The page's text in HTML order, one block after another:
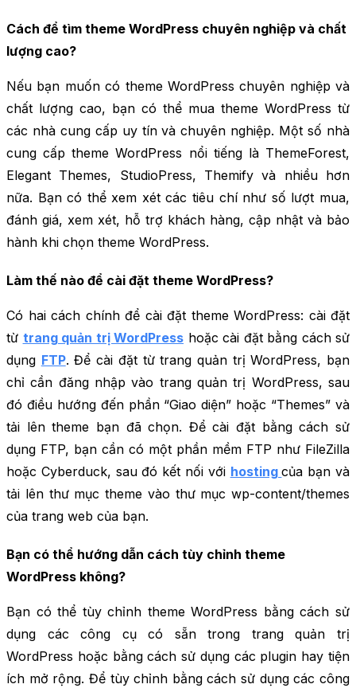
Cách để tìm theme WordPress chuyên nghiệp và chất
lượng cao?
Nếu bạn muốn có theme WordPress chuyên nghiệp và
chất lượng cao, bạn có thể mua theme WordPress từ
các nhà cung cấp uy tín và chuyên nghiệp. Một số nhà
cung cấp theme WordPress nổi tiếng là ThemeForest,
Elegant Themes, StudioPress, Themify và nhiều hơn
nữa. Bạn có thể xem xét các tiêu chí như số lượt mua,
đánh giá, xem xét, hỗ trợ khách hàng, cập nhật và bảo
hành khi chọn theme WordPress.
Làm thế nào để cài đặt theme WordPress?
Có hai cách chính để cài đặt theme WordPress: cài đặt
từ trang quản trị WordPress hoặc cài đặt bằng cách sử
dụng FTP. Để cài đặt từ trang quản trị WordPress, bạn
chỉ cần đăng nhập vào trang quản trị WordPress, sau
đó điều hướng đến phần “Giao diện” hoặc “Themes” và
tải lên theme bạn đã chọn. Để cài đặt bằng cách sử
dụng FTP, bạn cần có một phần mềm FTP như FileZilla
hoặc Cyberduck, sau đó kết nối với hostingcủa bạn và
tải lên thư mục theme vào thư mục wp-content/themes
của trang web của bạn.
Bạn có thể hướng dẫn cách tùy chỉnh theme
WordPress không?
Bạn có thể tùy chỉnh theme WordPress bằng cách sử
dụng các công cụ có sẵn trong trang quản trị
WordPress hoặc bằng cách sử dụng các plugin hay tiện
ích mở rộng. Để tùy chỉnh bằng cách sử dụng các công